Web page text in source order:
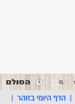
|הדף היומי בזוהר |